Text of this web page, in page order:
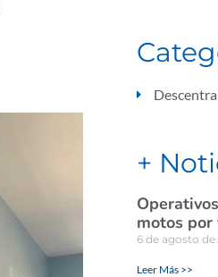
+
motos
6 de agosto de
Leer Más >>